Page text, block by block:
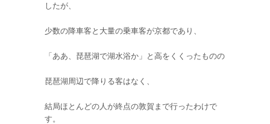
したが、
少数の降車客と大量の乗車客が京都であり、
「ああ、琵琶湖で湖水浴か」と高をくくったものの
琵琶湖周辺で降りる客はなく、
結局ほとんどの人が終点の敦賀まで行ったわけで
す。